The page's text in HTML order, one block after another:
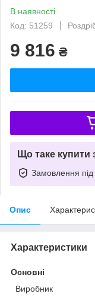
В наявності
Код: 51259
9 816 ₴
Що таке купити
Замовлення під
Опис
Характеристики
Основні
Виробник